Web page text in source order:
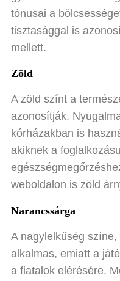
tónusai a
tisztasággal is
mellett.
Zöld
A zöld színt a
azonosítják.
kórházakban is
akiknek a
weboldalon is zöld
Narancssárga
A nagylelkűség
alkalmas, emiatt a
a fiatalok elérésére.